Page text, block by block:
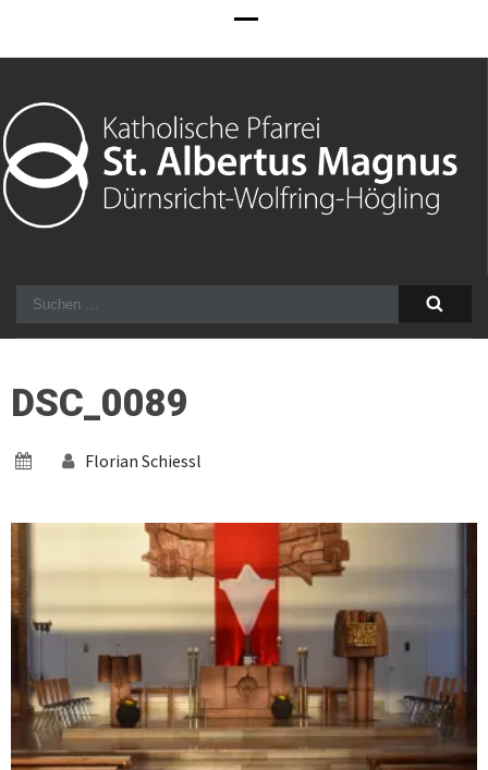
Wolfring mit Expositur
Högling
Diözese Regensburg
Suchen
nach:
DSC_0089
Florian Schiessl